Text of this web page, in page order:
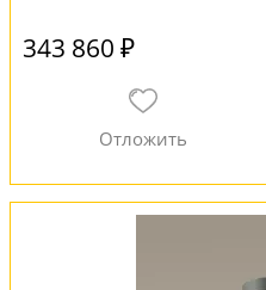
343 860 ₽